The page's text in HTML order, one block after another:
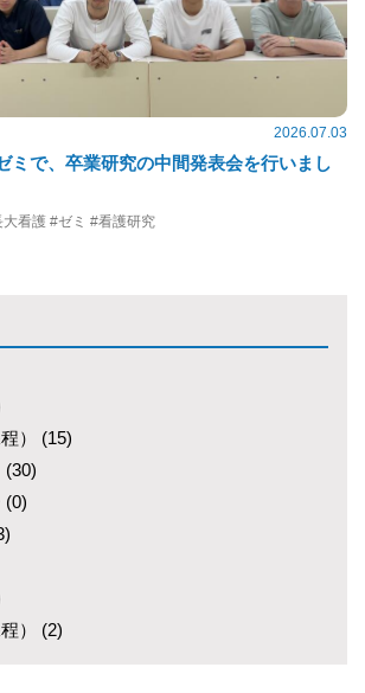
2026.07.03
ミで、卒業研究の中間発表会を行いまし
看護 #ゼミ #看護研究
） (15)
(30)
(0)
） (2)